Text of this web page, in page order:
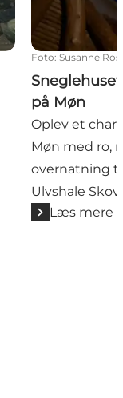
Foto: Susanne
på Møn
Oplev et
Møn med ro,
overnatning
Ulvshale
Læs mere